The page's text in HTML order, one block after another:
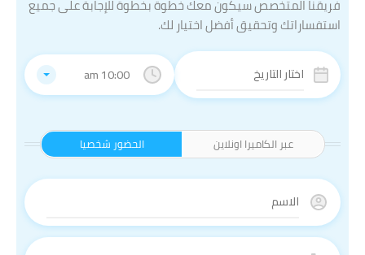
10:00 am
الحضور شخصيا عبر الكاميرا اونلاين
فريقنا المتخصص سيكون معك خطوة بخطوة للإجابة على جميع
استفساراتك وتحقيق أفضل اختيار لك.